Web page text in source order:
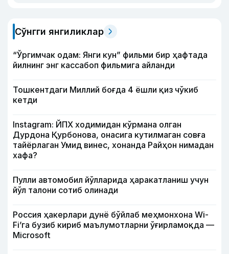
Сўнгги янгиликлар
“Ўргимчак одам: Янги кун” фильми бир ҳафтада
йилнинг энг кассабоп фильмига айланди
Тошкентдаги Миллий боғда 4 ёшли қиз чўкиб
кетди
Instagram: ЙПХ ходимидан кўрмана олган
Дурдона Қурбонова, онасига кутилмаган совға
тайёрлаган Умид винес, хонанда Райҳон нимадан
хафа?
Пулли автомобил йўлларида ҳаракатланиш учун
йўл талони сотиб олинади
Россия ҳакерлари дунё бўйлаб меҳмонхона Wi-
Fi’га бузиб кириб маълумотларни ўғирламоқда —
Microsoft